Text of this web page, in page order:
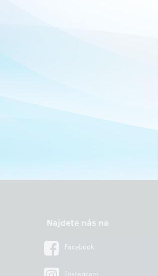
Najdete nás na
Facebook